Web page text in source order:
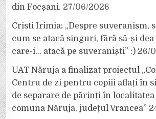
din Focșani. 27/06/2026
Cristi Irimia: „Despre suveranism,
cum se atacă singuri, fără să-și dea
care-i… atacă pe suveraniști” :) 26/
UAT Năruja a finalizat proiectul
Centru de zi pentru copiii aflați în
de separare de părinți în
comuna Năruja, județul Vrancea”